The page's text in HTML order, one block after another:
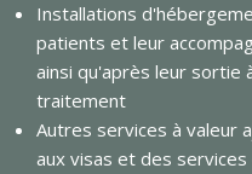
Installations
patients et leur
ainsi qu'après leur sortie
traitement
Autres services à valeur
aux visas et des